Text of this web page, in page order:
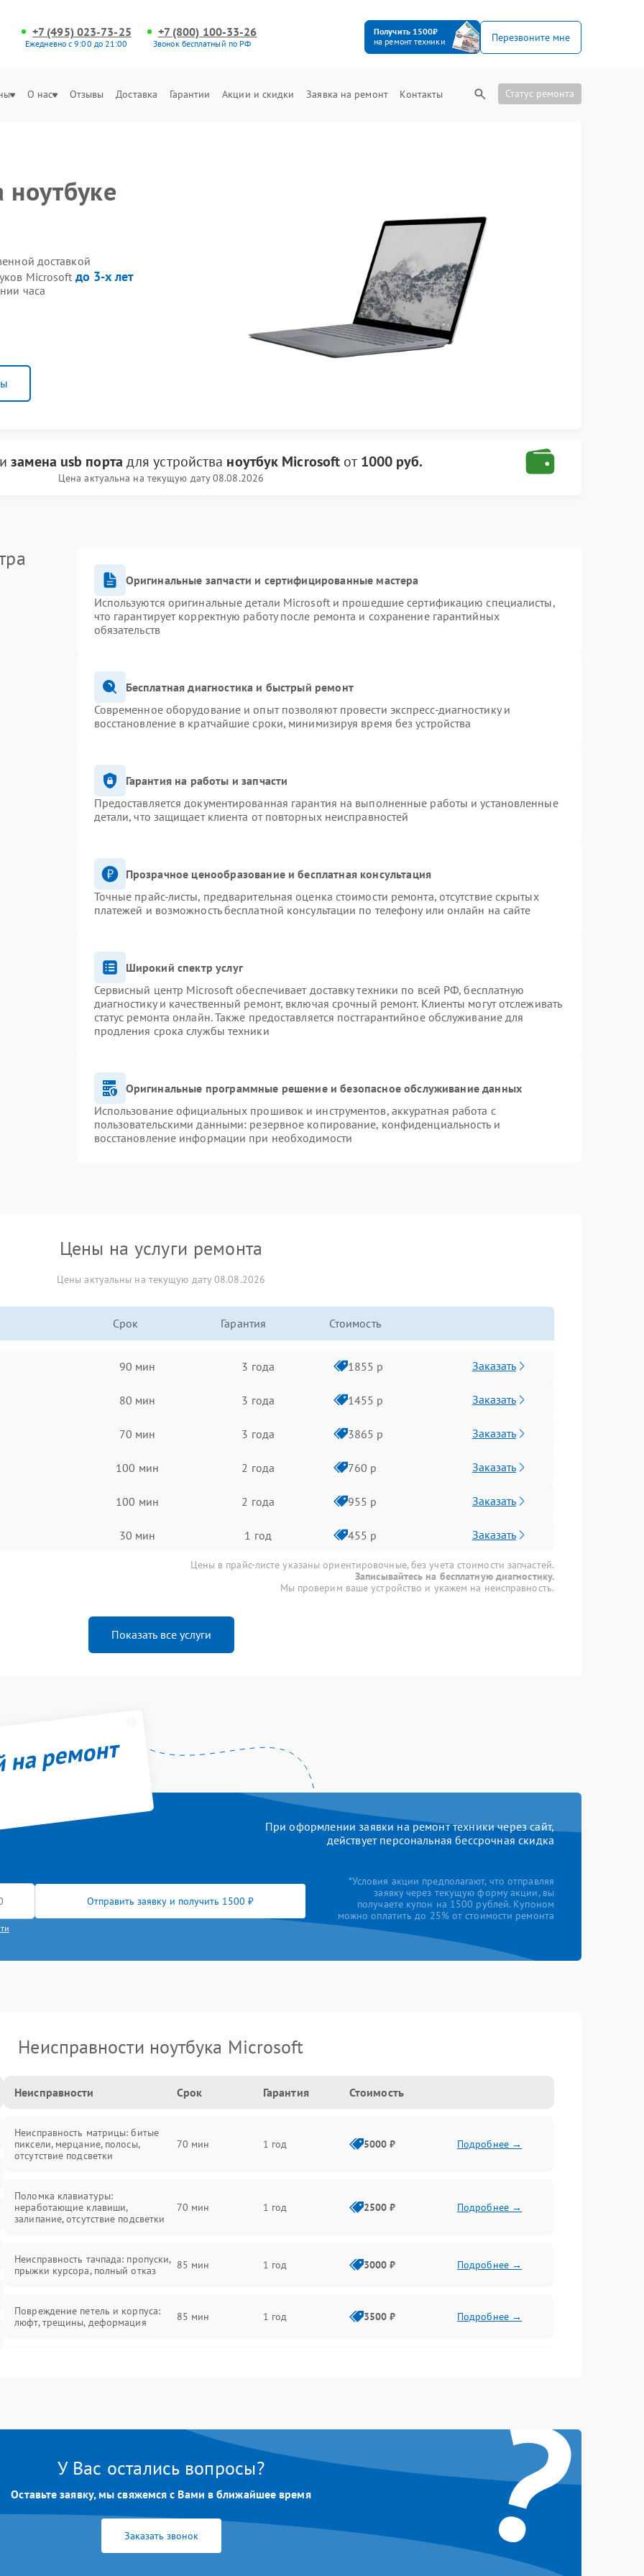
+7 (495) 023-73-25
Ежедневно с 9:00 до 21:00
+7 (800) 100-33-26
Звонок бесплатный по РФ
Получить 1500₽
на ремонт техники
Перезвоните мне
О нас Отзывы Доставка Гарантии Акции и скидки Заявка на ремонт Контакты Статус ремонта
ноутбуке
доставкой
Microsoft до 3-х лет
часа
замена usb порта для устройства ноутбук Microsoft от 1000 руб.
Цена актуальна на текущую дату 08.08.2026
Оригинальные запчасти и сертифицированные мастера
Используются оригинальные детали Microsoft и прошедшие сертификацию специалисты,
что гарантирует корректную работу после ремонта и сохранение гарантийных
обязательств
Бесплатная диагностика и быстрый ремонт
Современное оборудование и опыт позволяют провести экспресс-диагностику и
восстановление в кратчайшие сроки, минимизируя время без устройства
Гарантия на работы и запчасти
Предоставляется документированная гарантия на выполненные работы и установленные
детали, что защищает клиента от повторных неисправностей
Прозрачное ценообразование и бесплатная консультация
Точные прайс-листы, предварительная оценка стоимости ремонта, отсутствие скрытых
платежей и возможность бесплатной консультации по телефону или онлайн на сайте
Широкий спектр услуг
Сервисный центр Microsoft обеспечивает доставку техники по всей РФ, бесплатную
диагностику и качественный ремонт, включая срочный ремонт. Клиенты могут отслеживать
статус ремонта онлайн. Также предоставляется постгарантийное обслуживание для
продления срока службы техники
Оригинальные программные решение и безопасное обслуживание данных
Использование официальных прошивок и инструментов, аккуратная работа с
пользовательскими данными: резервное копирование, конфиденциальность и
восстановление информации при необходимости
Цены на услуги ремонта
Цены актуальны на текущую дату 08.08.2026
Срок Гарантия Стоимость
90 мин 3 года 1855 р Заказать
80 мин 3 года 1455 р Заказать
70 мин 3 года 3865 р Заказать
100 мин 2 года 760 р Заказать
100 мин 2 года 955 р Заказать
30 мин 1 год 455 р Заказать
Цены в прайс-листе указаны ориентировочные, без учета стоимости запчастей.
Записывайтесь на бесплатную диагностику.
Мы проверим ваше устройство и укажем на неисправность.
Показать все услуги
ремонт
При оформлении заявки на ремонт техники через сайт,
действует персональная бессрочная скидка
Отправить заявку и получить 1500 ₽
*Условия акции предполагают, что отправляя
заявку через текущую форму акции, вы
получаете купон на 1500 рублей. Купоном
можно оплатить до 25% от стоимости ремонта
Неисправности ноутбука Microsoft
Неисправности Срок Гарантия Стоимость
Неисправность матрицы: битые
пиксели, мерцание, полосы,
отсутствие подсветки
70 мин 1 год 5000 ₽ Подробнее →
Поломка клавиатуры:
неработающие клавиши,
залипание, отсутствие подсветки
70 мин 1 год 2500 ₽ Подробнее →
Неисправность тачпада: пропуски,
прыжки курсора, полный отказ
85 мин 1 год 3000 ₽ Подробнее →
Повреждение петель и корпуса:
люфт, трещины, деформация
85 мин 1 год 3500 ₽ Подробнее →
85 мин 1 год 2000 ₽ Подробнее →
Перегрев из‑за пыли, износа
термопасты или неисправности
кулера
75 мин Подробнее →
Выход из строя SSD или HDD:
медленная загрузка, ошибки
80 мин Подробнее →
?
У Вас остались вопросы?
Оставьте заявку, мы свяжемся с Вами в ближайшее время
Заказать звонок